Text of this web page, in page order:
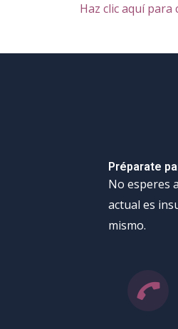
Haz clic aquí
Préparate
No esperes
actual es
mismo.